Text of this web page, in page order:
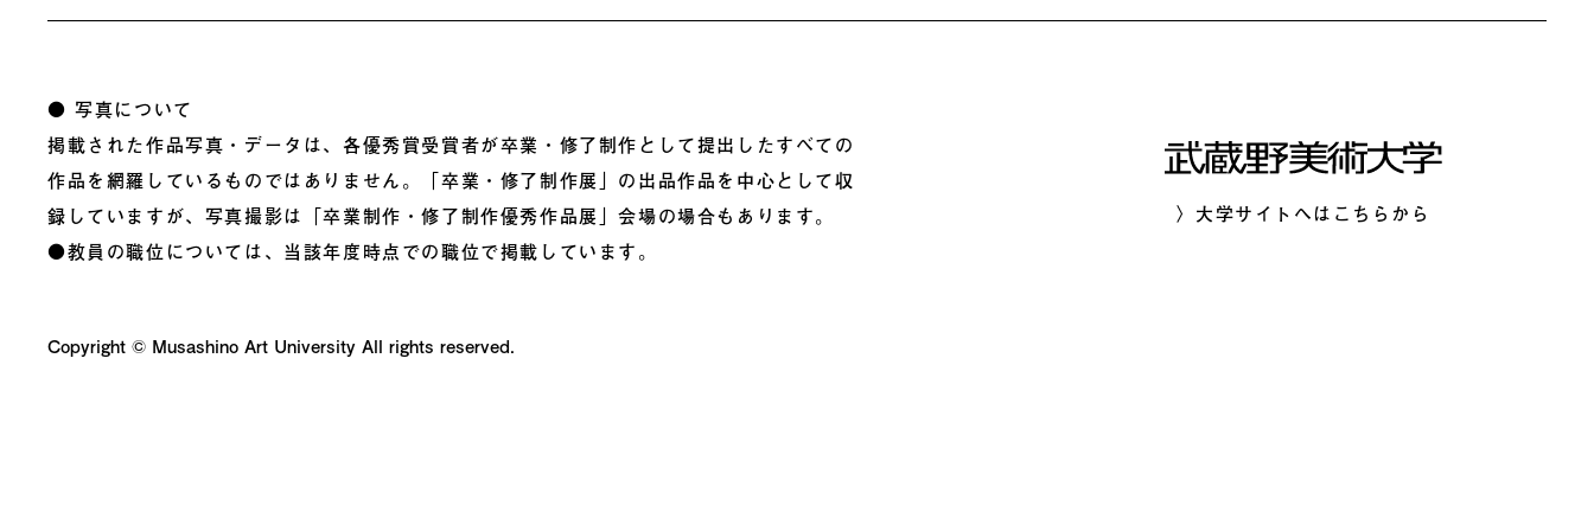
〉大学サイトへはこちらから
● 写真について
掲載された作品写真・データは、各優秀賞受賞者が卒業・修了制作として提出したすべての
作品を網羅しているものではありません。「卒業・修了制作展」の出品作品を中心として収
録していますが、写真撮影は「卒業制作・修了制作優秀作品展」会場の場合もあります。
●教員の職位については、当該年度時点での職位で掲載しています。
Copyright © Musashino Art University All rights reserved.